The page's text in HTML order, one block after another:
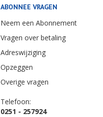
ABONNEE VRAGEN
Neem een Abonnement
Vragen over betaling
Adreswijziging
Opzeggen
Overige vragen
Telefoon:
0251 - 257924